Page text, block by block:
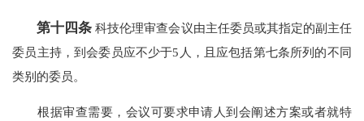
第十四条 科技伦理审查会议由主任委员或其指定的副主任
委员主持，到会委员应不少于5人，且应包括第七条所列的不同
类别的委员。
根据审查需要，会议可要求申请人到会阐述方案或者就特